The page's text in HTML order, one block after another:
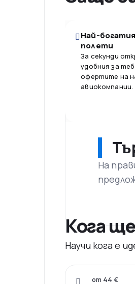
Най-
полети
За секунди
удобния за
офертите на
авиокомпании.
На
Кога
Научи кога е
от 44 €